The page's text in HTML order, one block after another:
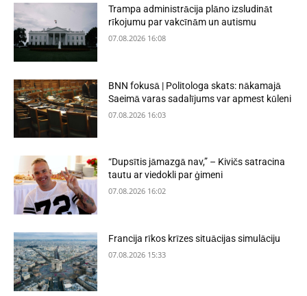
Trampa administrācija plāno izsludināt
rīkojumu par vakcīnām un autismu
07.08.2026 16:08
BNN fokusā | Politologa skats: nākamajā
Saeimā varas sadalījums var apmest kūleni
07.08.2026 16:03
“Dupsītis jāmazgā nav,” – Kivičs satracina
tautu ar viedokli par ģimeni
07.08.2026 16:02
Francija rīkos krīzes situācijas simulāciju
07.08.2026 15:33